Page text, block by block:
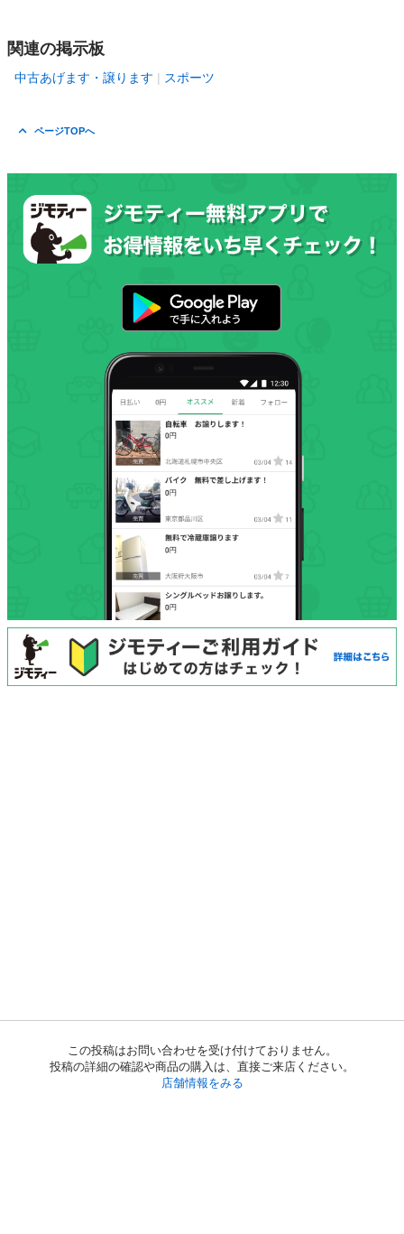
この投稿はお問い合わせを受け付けておりません。
投稿の詳細の確認や商品の購入は、直接ご来店ください。
店舗情報をみる
関連の掲示板
中古あげます・譲ります スポーツ
ページTOPへ